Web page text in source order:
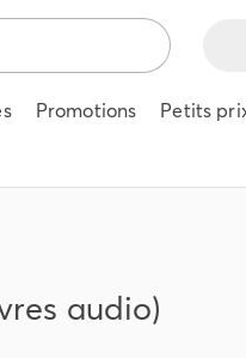
Promotions Petits
audio)